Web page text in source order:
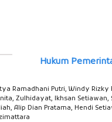
Hukum
Ramadhani Putri, Windy Rizky
Zulhidayat, Ikhsan Setiawan,
Alip Dian Pratama, Hendi